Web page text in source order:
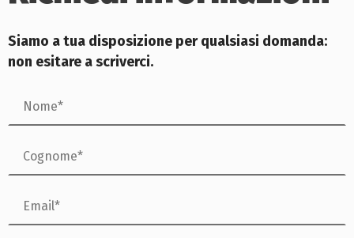
Siamo a tua disposizione per qualsiasi domanda:
non esitare a scriverci.